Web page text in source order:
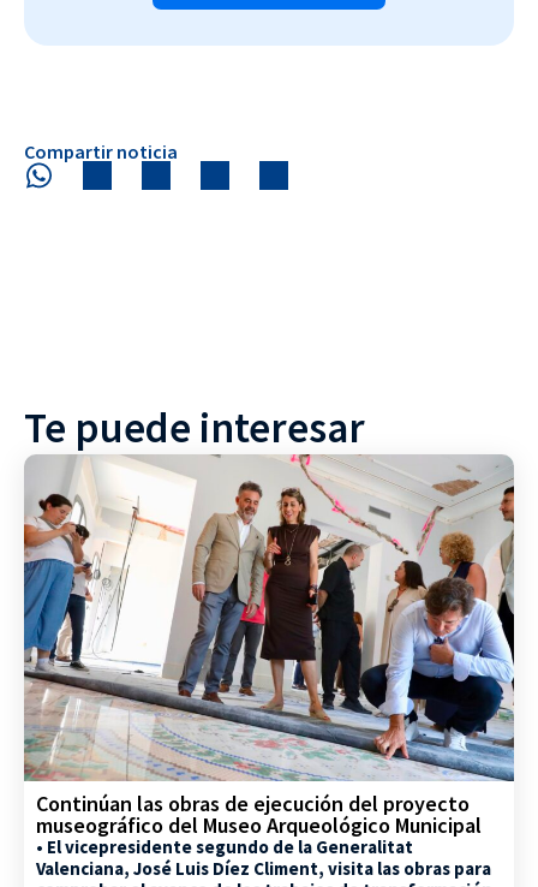
Compartir noticia
Te puede interesar
Continúan las obras de ejecución del proyecto
museográfico del Museo Arqueológico Municipal
• El vicepresidente segundo de la Generalitat
Valenciana, José Luis Díez Climent, visita las obras para